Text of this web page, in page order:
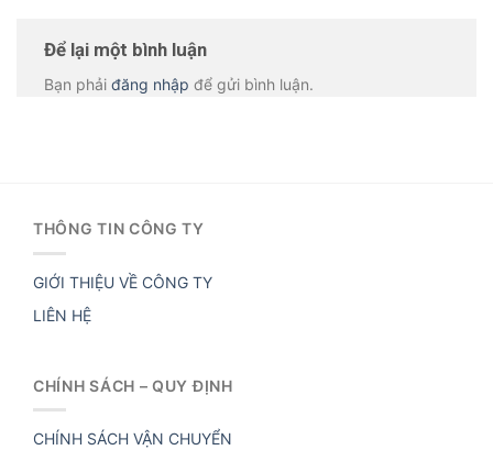
Để lại một bình luận
Bạn phải đăng nhập để gửi bình luận.
THÔNG TIN CÔNG TY
GIỚI THIỆU VỀ CÔNG TY
LIÊN HỆ
CHÍNH SÁCH – QUY ĐỊNH
CHÍNH SÁCH VẬN CHUYỂN